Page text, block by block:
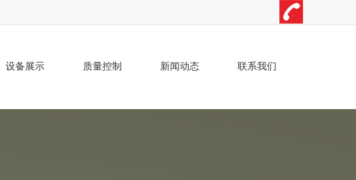
设备展示 质量控制 新闻动态 联系我们